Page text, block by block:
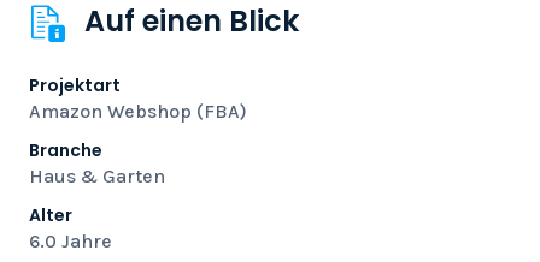
Auf einen Blick
Projektart
Amazon Webshop (FBA)
Branche
Haus & Garten
Alter
6.0 Jahre